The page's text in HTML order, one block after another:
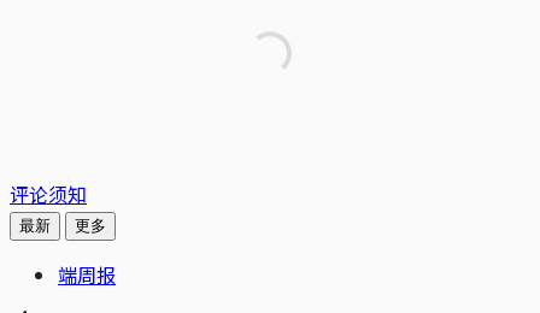
评论须知
最新 更多
端周报